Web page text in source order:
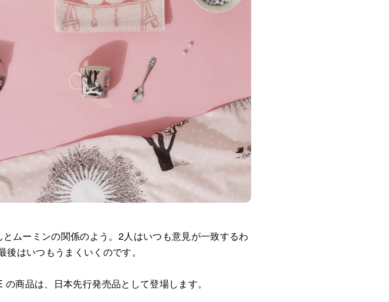
ムーミンの関係のよう。2人はいつも意見が一致するわ
はいつもうまくいくのです。
商品は、日本先行発売品として登場します。